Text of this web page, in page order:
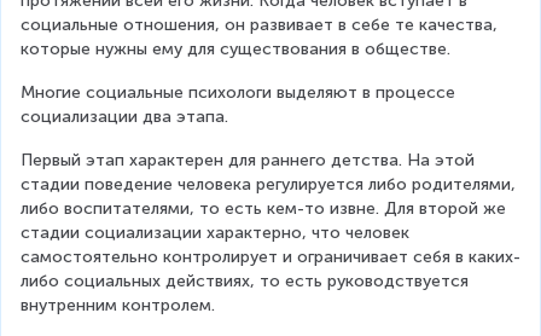
социальные отношения, он развивает в себе те качества,
которые нужны ему для существования в обществе.
Многие социальные психологи выделяют в процессе
социализации два этапа.
Первый этап характерен для раннего детства. На этой
стадии поведение человека регулируется либо родителями,
либо воспитателями, то есть кем-то извне. Для второй же
стадии социализации характерно, что человек
самостоятельно контролирует и ограничивает себя в каких-
либо социальных действиях, то есть руководствуется
внутренним контролем.